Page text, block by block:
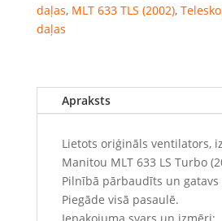
daļas, MLT 633 TLS (2002),
daļas
Apraksts
Lietots oriģināls ventilators,
Manitou MLT 633 LS Turbo
Pilnībā pārbaudīts un
Piegāde visā pasaulē.
Iepakojuma svars un izmēri: